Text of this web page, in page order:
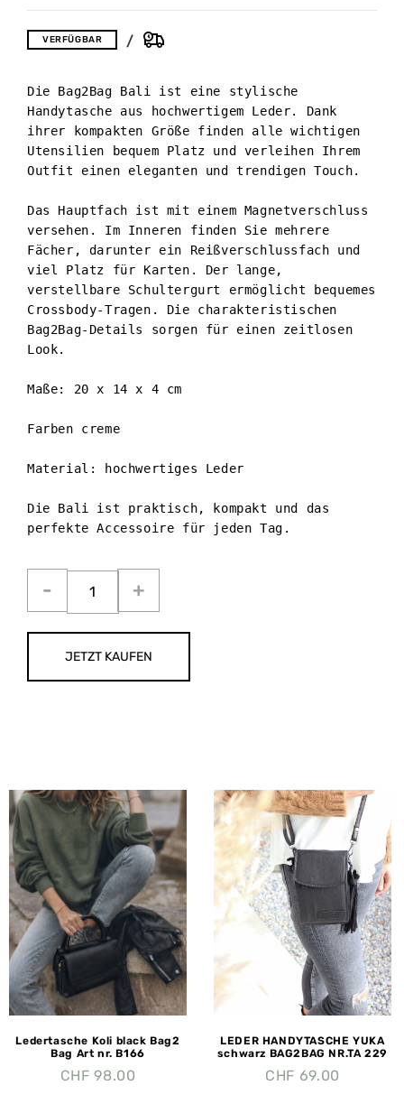
VERFÜGBAR
Die Bag2Bag Bali ist eine stylische
Handytasche aus hochwertigem Leder. Dank
ihrer kompakten Größe finden alle wichtigen
Utensilien bequem Platz und verleihen Ihrem
Outfit einen eleganten und trendigen Touch.
Das Hauptfach ist mit einem Magnetverschluss
versehen. Im Inneren finden Sie mehrere
Fächer, darunter ein Reißverschlussfach und
viel Platz für Karten. Der lange,
verstellbare Schultergurt ermöglicht bequemes
Crossbody-Tragen. Die charakteristischen
Bag2Bag-Details sorgen für einen zeitlosen
Look.
Maße: 20 x 14 x 4 cm
Farben creme
Material: hochwertiges Leder
Die Bali ist praktisch, kompakt und das
perfekte Accessoire für jeden Tag.
JETZT KAUFEN
Ledertasche Koli black Bag2
Bag Art nr. B166
CHF 98.00
LEDER HANDYTASCHE YUKA
schwarz BAG2BAG NR.TA 229
CHF 69.00